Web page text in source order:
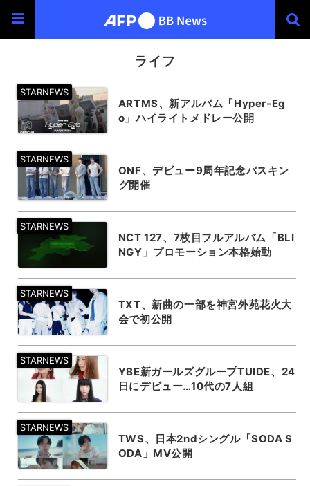
ライフ
ARTMS、新アルバム「Hyper-Eg
o」ハイライトメドレー公開
ONF、デビュー9周年記念バスキン
グ開催
NCT 127、7枚目フルアルバム「BLI
NGY」プロモーション本格始動
TXT、新曲の一部を神宮外苑花火大
会で初公開
YBE新ガールズグループTUIDE、24
日にデビュー…10代の7人組
TWS、日本2ndシングル「SODA S
ODA」MV公開